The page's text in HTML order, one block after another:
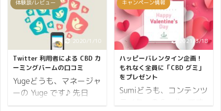
ず、開催期間からお伝え
していきます。 開催期間
43日間開催 2022年9月
19日(月)から2022年10
月31日(月)19:00まで。
※開催期間内でのご注文
が対象となり ...
負担も大きい。 こうして
文章にすると、本当にア
スリートのようですね。
筆者はアスリートでも無
ければ当然ミュージシャ
ンでも無い。 強い憧れは
あれど、ミュージシャン
では決して無い。 それで
なりましたが、おかげさ
まで鬼のような注文数を
いただきました。 予約注
文をしていただいたお客
さまには、すでに CBD
プロテインがお手元に届
いていることでしょう。
そして実際に試してみて
「これは良い！」「期待
実は、バレンタインデー
の贈り物の定番がチョコ
レートなのは日本独自の
文化だそうです。 好きな
人や恋人だけでなく、日
頃お世話になっている人
や家族に対してプレゼン
トすることも多いそう
で、 バレンタインデーと
体験談/レビュー
2020/1/10
Twitter 利用者による CBD カ
ーミングバームの口コミ
Yugeどうも、マネージャ
ーの Yuge です♪ 先日
「【CBDfx】CBD カーミ
キャンペーン情報
2021/3/18
ハッピーバレンタイン企画！
もれなく全員に「CBD グミ」
をプレゼント
Sumiどうも、コンテンツ